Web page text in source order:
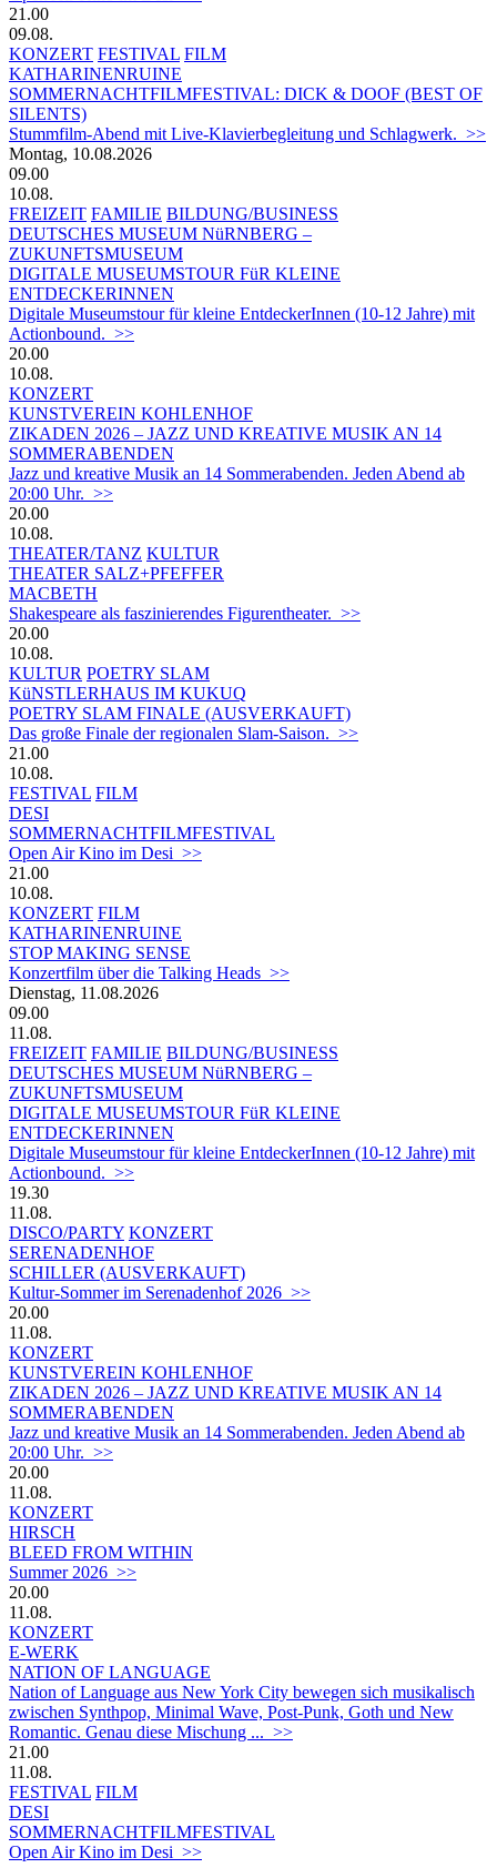
21.00
09.08.
KONZERT FESTIVAL FILM
KATHARINENRUINE
SOMMERNACHTFILMFESTIVAL: DICK & DOOF (BEST OF
SILENTS)
Stummfilm-Abend mit Live-Klavierbegleitung und Schlagwerk. >>
Montag, 10.08.2026
09.00
10.08.
FREIZEIT FAMILIE BILDUNG/BUSINESS
DEUTSCHES MUSEUM NüRNBERG –
ZUKUNFTSMUSEUM
DIGITALE MUSEUMSTOUR FüR KLEINE
ENTDECKERINNEN
Digitale Museumstour für kleine EntdeckerInnen (10-12 Jahre) mit
Actionbound. >>
20.00
10.08.
KONZERT
KUNSTVEREIN KOHLENHOF
ZIKADEN 2026 – JAZZ UND KREATIVE MUSIK AN 14
SOMMERABENDEN
Jazz und kreative Musik an 14 Sommerabenden. Jeden Abend ab
20:00 Uhr. >>
20.00
10.08.
THEATER/TANZ KULTUR
THEATER SALZ+PFEFFER
MACBETH
Shakespeare als faszinierendes Figurentheater. >>
20.00
10.08.
KULTUR POETRY SLAM
KüNSTLERHAUS IM KUKUQ
POETRY SLAM FINALE (AUSVERKAUFT)
Das große Finale der regionalen Slam-Saison. >>
21.00
10.08.
FESTIVAL FILM
DESI
SOMMERNACHTFILMFESTIVAL
Open Air Kino im Desi >>
21.00
10.08.
KONZERT FILM
KATHARINENRUINE
STOP MAKING SENSE
Konzertfilm über die Talking Heads >>
Dienstag, 11.08.2026
09.00
11.08.
FREIZEIT FAMILIE BILDUNG/BUSINESS
DEUTSCHES MUSEUM NüRNBERG –
ZUKUNFTSMUSEUM
DIGITALE MUSEUMSTOUR FüR KLEINE
ENTDECKERINNEN
Digitale Museumstour für kleine EntdeckerInnen (10-12 Jahre) mit
Actionbound. >>
19.30
11.08.
DISCO/PARTY KONZERT
SERENADENHOF
SCHILLER (AUSVERKAUFT)
Kultur-Sommer im Serenadenhof 2026 >>
20.00
11.08.
KONZERT
KUNSTVEREIN KOHLENHOF
ZIKADEN 2026 – JAZZ UND KREATIVE MUSIK AN 14
SOMMERABENDEN
Jazz und kreative Musik an 14 Sommerabenden. Jeden Abend ab
20:00 Uhr. >>
20.00
11.08.
KONZERT
HIRSCH
BLEED FROM WITHIN
Summer 2026 >>
20.00
11.08.
KONZERT
E-WERK
NATION OF LANGUAGE
Nation of Language aus New York City bewegen sich musikalisch
zwischen Synthpop, Minimal Wave, Post-Punk, Goth und New
Romantic. Genau diese Mischung ... >>
21.00
11.08.
FESTIVAL FILM
DESI
SOMMERNACHTFILMFESTIVAL
Open Air Kino im Desi >>